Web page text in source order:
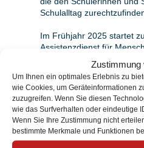
Zustimmung
Um Ihnen ein optimales Erlebnis zu
wie Cookies, um Geräteinformationen
zuzugreifen. Wenn Sie diesen
wie das Surfverhalten oder eindeutige
Wenn Sie Ihre Zustimmung nicht
bestimmte Merkmale und Funktionen
Schulalltag
Im Frühjahr 2025 startet
Assistenzdienst für
sowie Unterstützung zur
während
es, den Klienten ein
ermöglichen.
Weitere Informationen zu
Assistenzzentrums finden